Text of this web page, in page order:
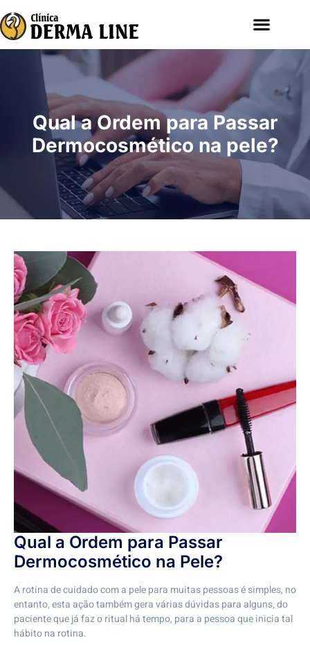
Qual a Ordem para Passar
Dermocosmético na pele?
Qual a Ordem para Passar
Dermocosmético na Pele?
A rotina de cuidado com a pele para muitas pessoas é simples, no
entanto, esta ação também gera várias dúvidas para alguns, do
paciente que já faz o ritual há tempo, para a pessoa que inicia tal
hábito na rotina.